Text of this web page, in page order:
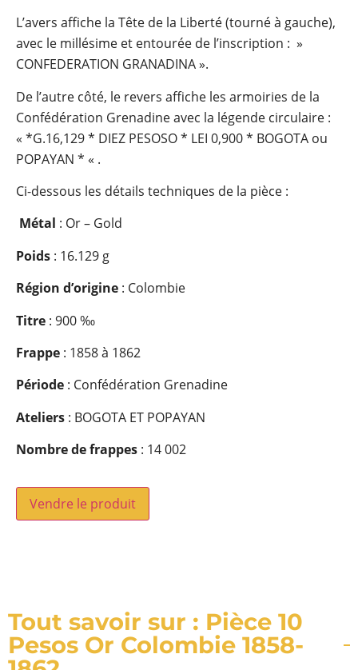
L’avers affiche la Tête de la Liberté (tourné à gauche),
avec le millésime et entourée de l’inscription : »
CONFEDERATION GRANADINA ».
De l’autre côté, le revers affiche les armoiries de la
Confédération Grenadine avec la légende circulaire :
« *G.16,129 * DIEZ PESOSO * LEI 0,900 * BOGOTA ou
POPAYAN * « .
Ci-dessous les détails techniques de la pièce :
Métal : Or – Gold
Poids : 16.129 g
Région d’origine : Colombie
Titre : 900 ‰
Frappe : 1858 à 1862
Période : Confédération Grenadine
Ateliers : BOGOTA ET POPAYAN
Nombre de frappes : 14 002
Vendre le produit
Tout savoir sur : Pièce 10
Pesos Or Colombie 1858-